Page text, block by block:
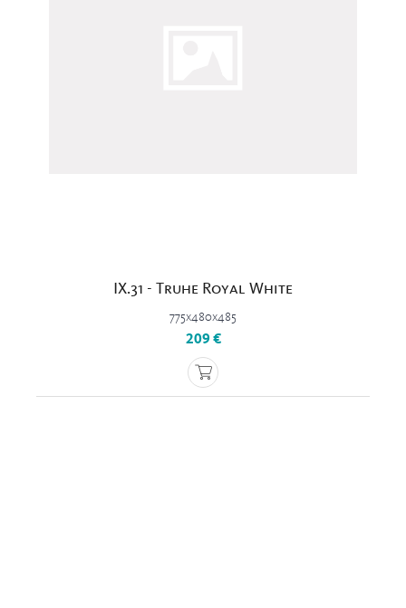
IX.31 - Truhe Royal White
775x480x485
209 €